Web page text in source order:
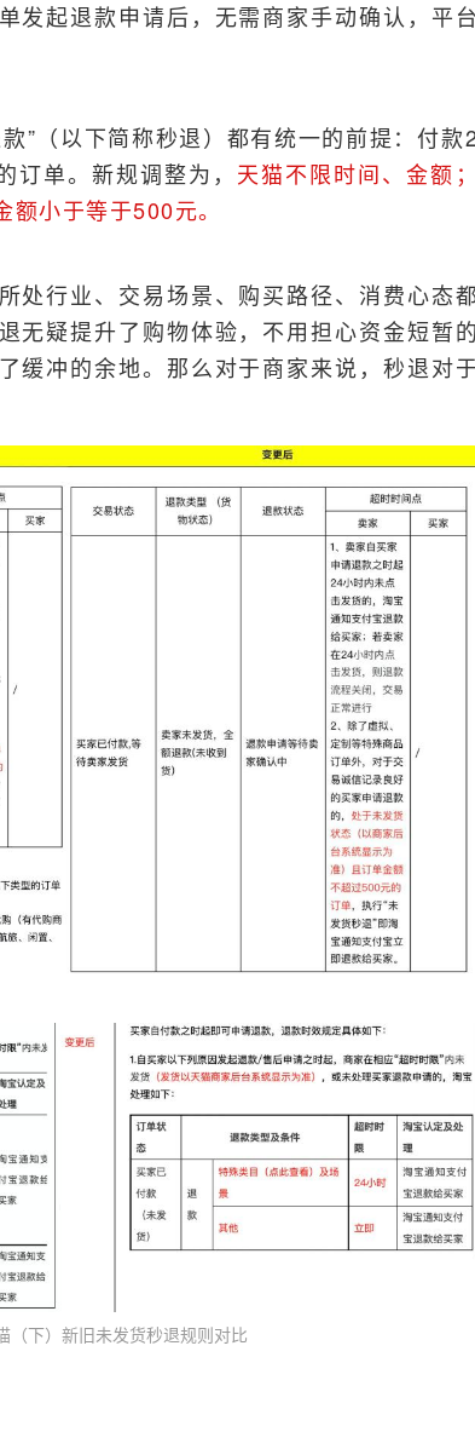
发起退款申请后，无需商家手动确认，平台
”（以下简称秒退）都有统一的前提：付款
单。新规调整为， 天猫不限时间、金额；
小于等于500元。
处行业、交易场景、购买路径、消费心态
无疑提升了购物体验，不用担心资金短暂的
缓冲的余地。那么对于商家来说，秒退对于
（下）新旧未发货秒退规则对比